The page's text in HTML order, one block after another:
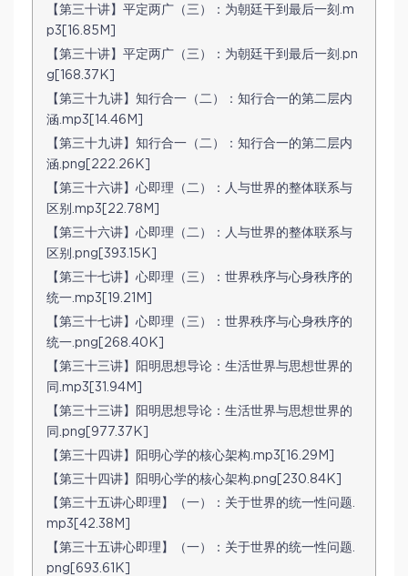
【第三十讲】平定两广（三）：为朝廷干到最后一刻.m
p3[16.85M]
【第三十讲】平定两广（三）：为朝廷干到最后一刻.pn
g[168.37K]
【第三十九讲】知行合一（二）：知行合一的第二层内
涵.mp3[14.46M]
【第三十九讲】知行合一（二）：知行合一的第二层内
涵.png[222.26K]
【第三十六讲】心即理（二）：人与世界的整体联系与
区别.mp3[22.78M]
【第三十六讲】心即理（二）：人与世界的整体联系与
区别.png[393.15K]
【第三十七讲】心即理（三）：世界秩序与心身秩序的
统一.mp3[19.21M]
【第三十七讲】心即理（三）：世界秩序与心身秩序的
统一.png[268.40K]
【第三十三讲】阳明思想导论：生活世界与思想世界的
同.mp3[31.94M]
【第三十三讲】阳明思想导论：生活世界与思想世界的
同.png[977.37K]
【第三十四讲】阳明心学的核心架构.mp3[16.29M]
【第三十四讲】阳明心学的核心架构.png[230.84K]
【第三十五讲心即理】（一）：关于世界的统一性问题.
mp3[42.38M]
【第三十五讲心即理】（一）：关于世界的统一性问题.
png[693.61K]